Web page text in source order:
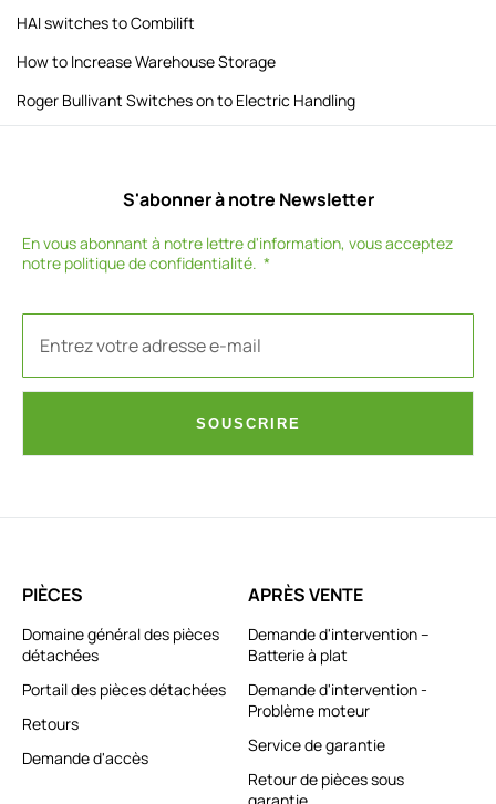
HAI switches to Combilift
How to Increase Warehouse Storage
Roger Bullivant Switches on to Electric Handling
S'abonner à notre Newsletter
En vous abonnant à notre lettre d'information, vous acceptez
notre politique de confidentialité.
SOUSCRIRE
PIÈCES
Domaine général des pièces
détachées
Portail des pièces détachées
Retours
Demande d'accès
APRÈS VENTE
Demande d'intervention –
Batterie à plat
Demande d'intervention -
Problème moteur
Service de garantie
Retour de pièces sous